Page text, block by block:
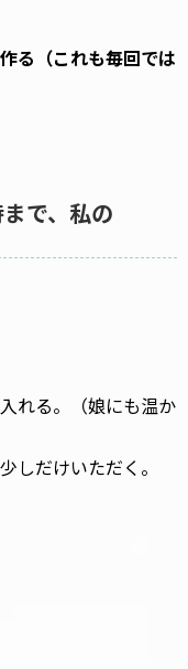
る（これも毎回では
で、私の
れる。（娘にも温か
しだけいただく。